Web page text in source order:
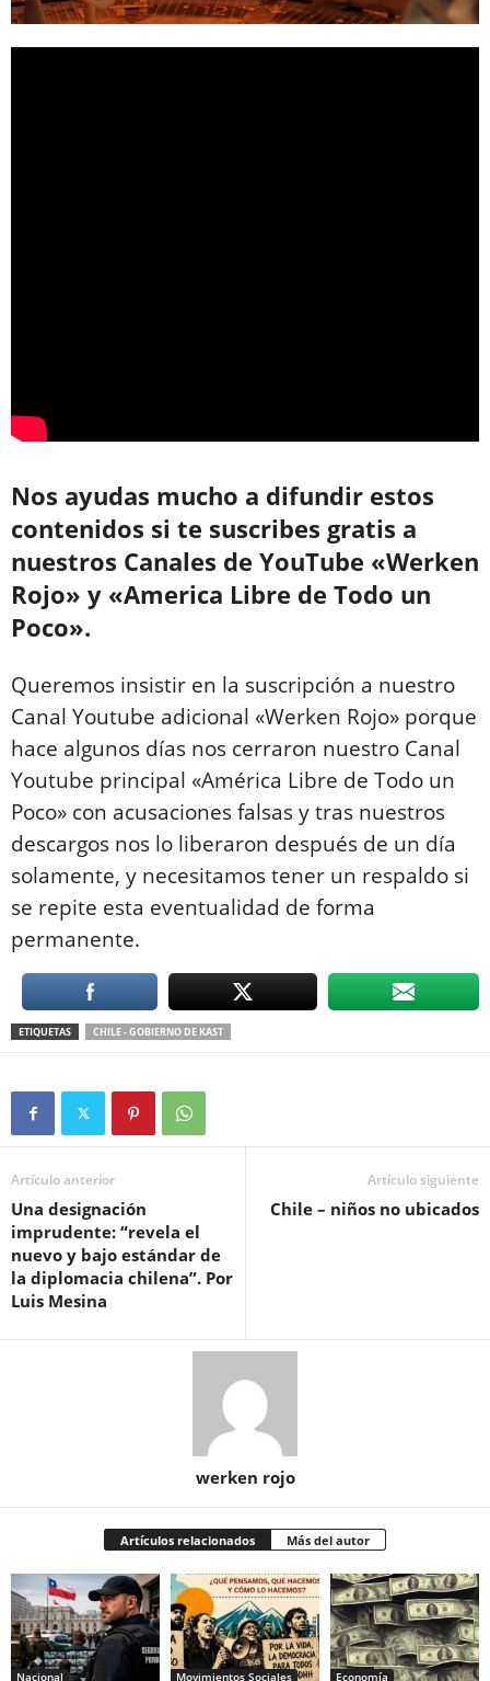
Nos ayudas mucho a difundir estos
contenidos si te suscribes gratis a
nuestros Canales de YouTube «Werken
Rojo» y «America Libre de Todo un
Poco».
Queremos insistir en la suscripción a nuestro
Canal Youtube adicional «Werken Rojo» porque
hace algunos días nos cerraron nuestro Canal
Youtube principal «América Libre de Todo un
Poco» con acusaciones falsas y tras nuestros
descargos nos lo liberaron después de un día
solamente, y necesitamos tener un respaldo si
se repite esta eventualidad de forma
permanente.
ETIQUETAS CHILE - GOBIERNO DE KAST
Artículo anterior
Una designación
imprudente: “revela el
nuevo y bajo estándar de
la diplomacia chilena”. Por
Luis Mesina
Artículo siguiente
Chile – niños no ubicados
werken rojo
Artículos relacionados Más del autor
Nacional Movimientos Sociales Economía